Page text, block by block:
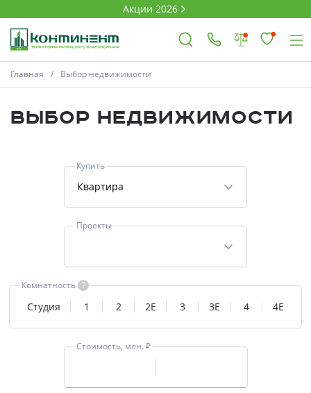
Акции 2026
Владимир
Выбор недвижимости
Свои Люди
Главная Выбор недвижимости
Выбор недвижимости
Купить
Квартира
Проекты
Комнатность ?
Студия 1 2 2E 3 3E 4 4E
Стоимость, млн. ₽